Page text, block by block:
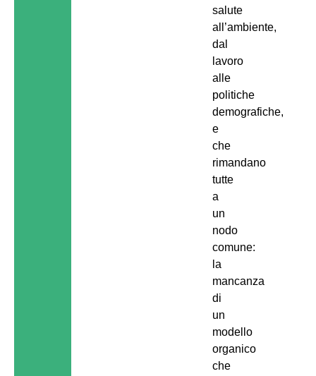
salute
all’ambiente,
dal
lavoro
alle
politiche
demografiche,
e
che
rimandano
tutte
a
un
nodo
comune:
la
mancanza
di
un
modello
organico
che